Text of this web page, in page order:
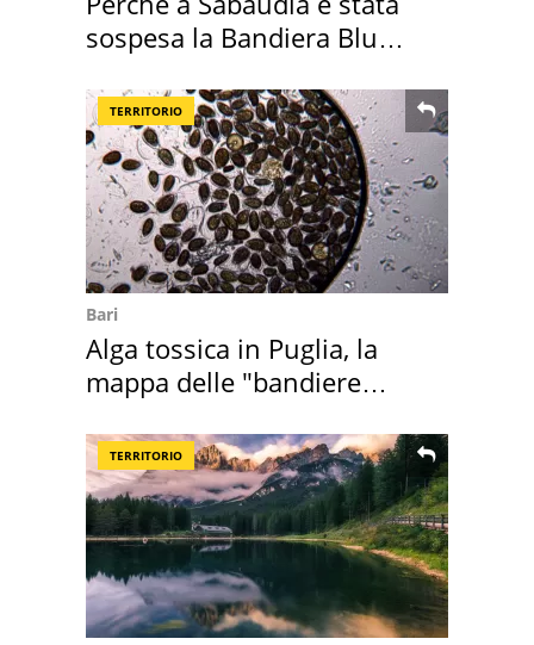
sospesa la Bandiera Blu
TERRITORIO
Bari
Alga tossica in Puglia, la
mappa delle "bandiere
TERRITORIO